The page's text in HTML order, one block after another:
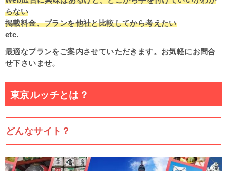
らない
掲載料金、プランを他社と比較してから考えたい
etc.
最適なプランをご案内させていただきます。お気軽にお問合
せ下さいませ。
東京ルッチとは？
どんなサイト？